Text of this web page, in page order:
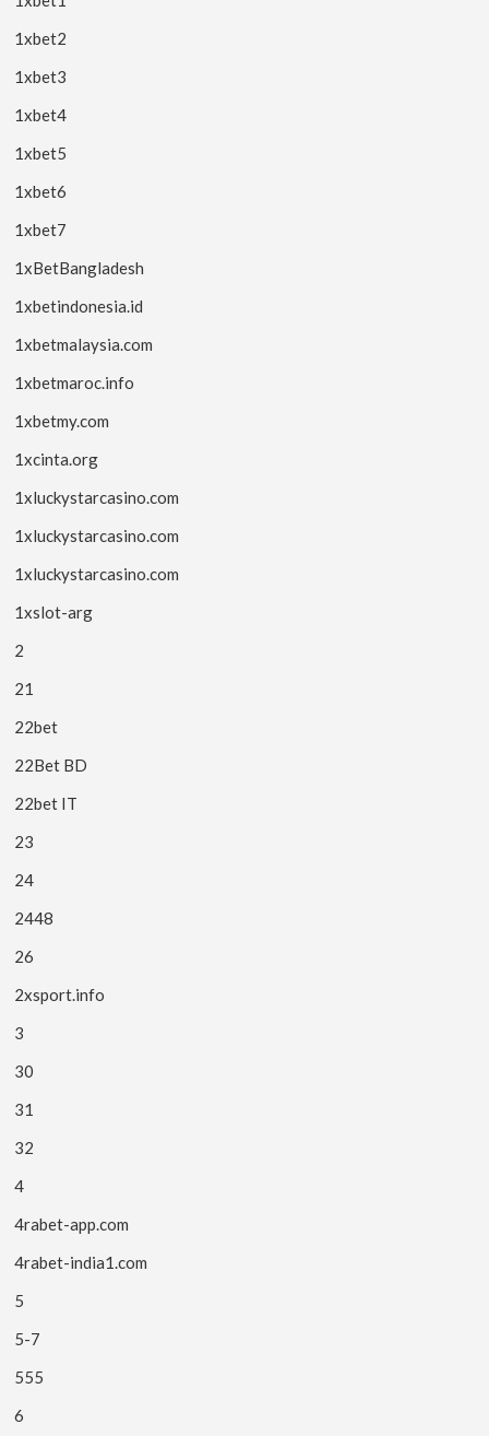
1xbet2
1xbet3
1xbet4
1xbet5
1xbet6
1xbet7
1xBetBangladesh
1xbetindonesia.id
1xbetmalaysia.com
1xbetmaroc.info
1xbetmy.com
1xcinta.org
1xluckystarcasino.com
1xluckystarcasino.com
1xluckystarcasino.com
1xslot-arg
2
21
22bet
22Bet BD
22bet IT
23
24
2448
26
2xsport.info
3
30
31
32
4
4rabet-app.com
4rabet-india1.com
5
5-7
555
6